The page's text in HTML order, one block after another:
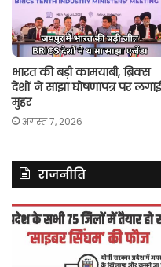
भारत की बड़ी कामयाबी, ब्रिक्स
देशों ने साझा घोषणापत्र पर लगाई
मुहर
अगस्त 7, 2026
राजनीति
असम
में
दर्ज
मामले